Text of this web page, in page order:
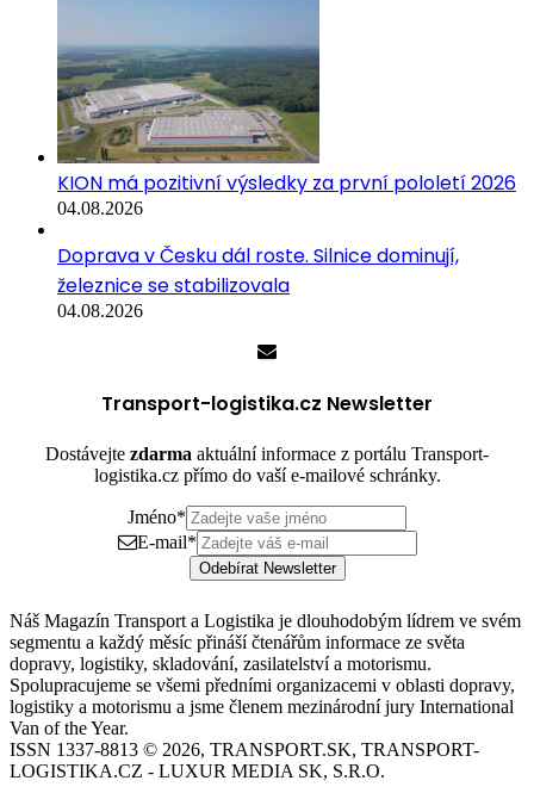
KION má pozitivní výsledky za první pololetí 2026
04.08.2026
Doprava v Česku dál roste. Silnice dominují,
železnice se stabilizovala
04.08.2026
Transport-logistika.cz Newsletter
Dostávejte zdarma aktuální informace z portálu Transport-
logistika.cz přímo do vaší e-mailové schránky.
Jméno*
E-mail*
Odebírat Newsletter
Náš Magazín Transport a Logistika je dlouhodobým lídrem ve svém
segmentu a každý měsíc přináší čtenářům informace ze světa
dopravy, logistiky, skladování, zasilatelství a motorismu.
Spolupracujeme se všemi předními organizacemi v oblasti dopravy,
logistiky a motorismu a jsme členem mezinárodní jury International
Van of the Year.
ISSN 1337-8813 © 2026, TRANSPORT.SK, TRANSPORT-
LOGISTIKA.CZ - LUXUR MEDIA SK, S.R.O.